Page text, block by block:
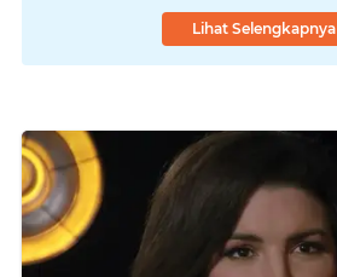
Lihat Selengkapnya